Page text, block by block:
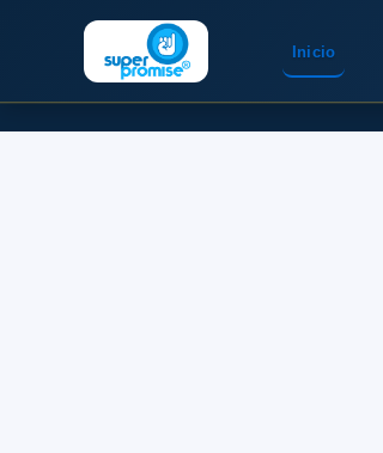
Inicio